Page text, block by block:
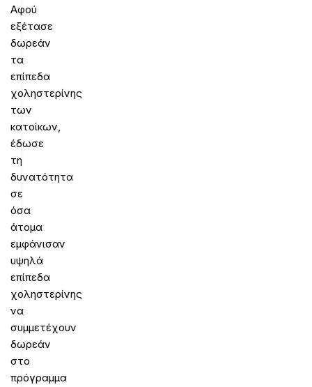
Αφού
εξέτασε
δωρεάν
τα
επίπεδα
χοληστερίνης
των
κατοίκων,
έδωσε
τη
δυνατότητα
σε
όσα
άτομα
εμφάνισαν
υψηλά
επίπεδα
χοληστερίνης
να
συμμετέχουν
δωρεάν
στο
πρόγραμμα